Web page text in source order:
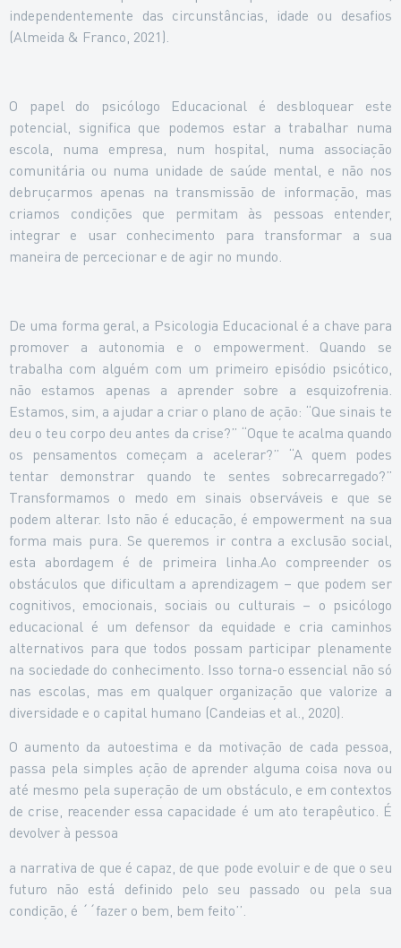
independentemente das circunstâncias, idade ou desafios
(Almeida & Franco, 2021).
O papel do psicólogo Educacional é desbloquear este
potencial, significa que podemos estar a trabalhar numa
escola, numa empresa, num hospital, numa associação
comunitária ou numa unidade de saúde mental, e não nos
debruçarmos apenas na transmissão de informação, mas
criamos condições que permitam às pessoas entender,
integrar e usar conhecimento para transformar a sua
maneira de percecionar e de agir no mundo.
De uma forma geral, a Psicologia Educacional é a chave para
promover a autonomia e o empowerment. Quando se
trabalha com alguém com um primeiro episódio psicótico,
não estamos apenas a aprender sobre a esquizofrenia.
Estamos, sim, a ajudar a criar o plano de ação: “Que sinais te
deu o teu corpo deu antes da crise?” “Oque te acalma quando
os pensamentos começam a acelerar?” “A quem podes
tentar demonstrar quando te sentes sobrecarregado?”
Transformamos o medo em sinais observáveis e que se
podem alterar. Isto não é educação, é empowerment na sua
forma mais pura. Se queremos ir contra a exclusão social,
esta abordagem é de primeira linha.Ao compreender os
obstáculos que dificultam a aprendizagem – que podem ser
cognitivos, emocionais, sociais ou culturais – o psicólogo
educacional é um defensor da equidade e cria caminhos
alternativos para que todos possam participar plenamente
na sociedade do conhecimento. Isso torna-o essencial não só
nas escolas, mas em qualquer organização que valorize a
diversidade e o capital humano (Candeias et al., 2020).
O aumento da autoestima e da motivação de cada pessoa,
passa pela simples ação de aprender alguma coisa nova ou
até mesmo pela superação de um obstáculo, e em contextos
de crise, reacender essa capacidade é um ato terapêutico. É
devolver à pessoa
a narrativa de que é capaz, de que pode evoluir e de que o seu
futuro não está definido pelo seu passado ou pela sua
condição, é ´´fazer o bem, bem feito’’.